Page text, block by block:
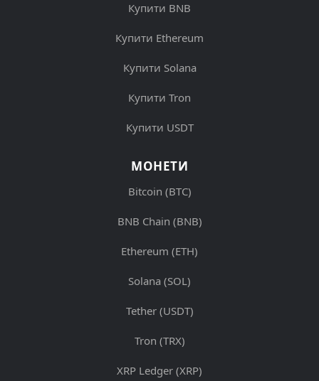
Купити BNB
Купити Ethereum
Купити Solana
Купити Tron
Купити USDT
МОНЕТИ
Bitcoin (BTC)
BNB Chain (BNB)
Ethereum (ETH)
Solana (SOL)
Tether (USDT)
Tron (TRX)
XRP Ledger (XRP)